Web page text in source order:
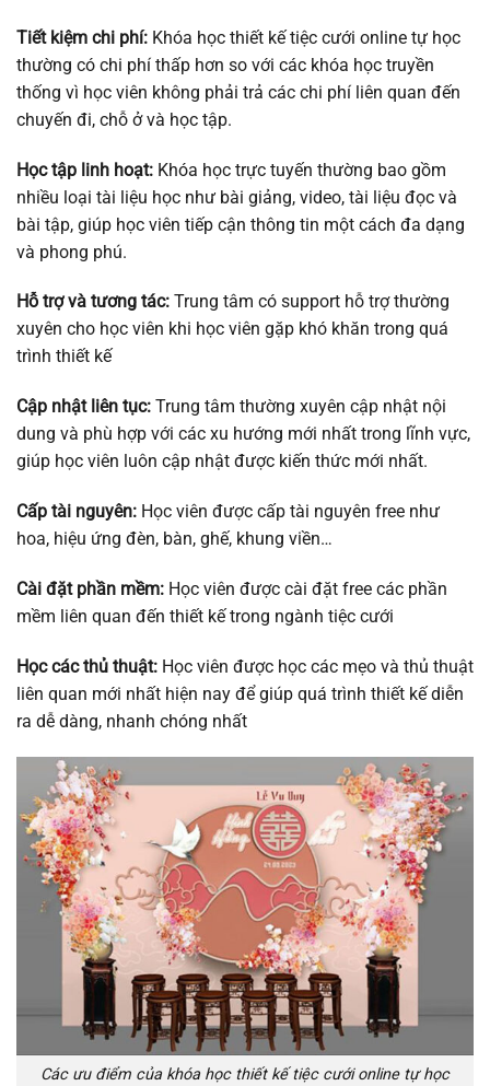
Tiết kiệm chi phí: Khóa học thiết kế tiệc cưới online tự học
thường có chi phí thấp hơn so với các khóa học truyền
thống vì học viên không phải trả các chi phí liên quan đến
chuyến đi, chỗ ở và học tập.
Học tập linh hoạt: Khóa học trực tuyến thường bao gồm
nhiều loại tài liệu học như bài giảng, video, tài liệu đọc và
bài tập, giúp học viên tiếp cận thông tin một cách đa dạng
và phong phú.
Hỗ trợ và tương tác: Trung tâm có support hỗ trợ thường
xuyên cho học viên khi học viên gặp khó khăn trong quá
trình thiết kế
Cập nhật liên tục: Trung tâm thường xuyên cập nhật nội
dung và phù hợp với các xu hướng mới nhất trong lĩnh vực,
giúp học viên luôn cập nhật được kiến thức mới nhất.
Cấp tài nguyên: Học viên được cấp tài nguyên free như
hoa, hiệu ứng đèn, bàn, ghế, khung viền…
Cài đặt phần mềm: Học viên được cài đặt free các phần
mềm liên quan đến thiết kế trong ngành tiệc cưới
Học các thủ thuật: Học viên được học các mẹo và thủ thuật
liên quan mới nhất hiện nay để giúp quá trình thiết kế diễn
ra dễ dàng, nhanh chóng nhất
Các ưu điểm của khóa học thiết kế tiệc cưới online tự học